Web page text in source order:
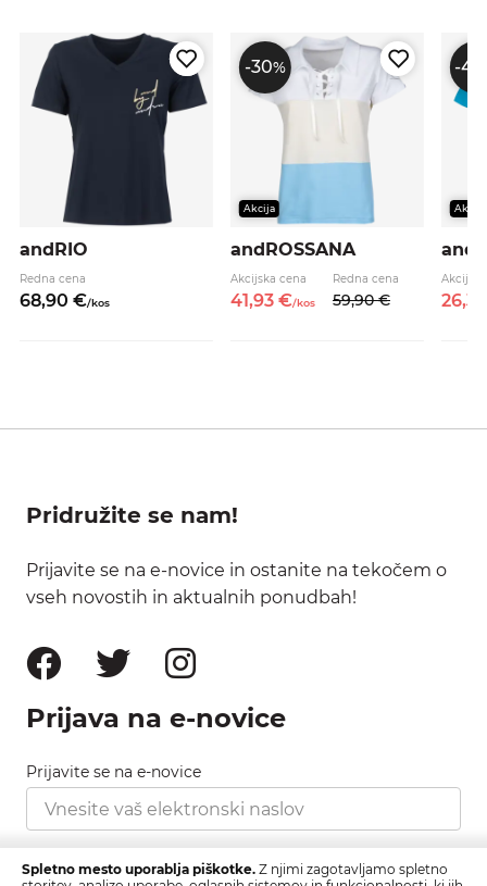
andRIO
Redna cena
68,90 €/kos
-30%
Akcija
andROSSANA
Akcijska cena
41,93 €/kos
Redna cena
59,90 €
-40
Akcija
26,
Pridružite se nam!
Prijavite se na e-novice in ostanite na tekočem o
vseh novostih in aktualnih ponudbah!
Prijava na e-novice
Prijavite se na e-novice
Strinjam se s pravilnikom zasebnosti, ki ga najdete
Spletno mesto uporablja piškotke. Z njimi zagotavljamo spletno